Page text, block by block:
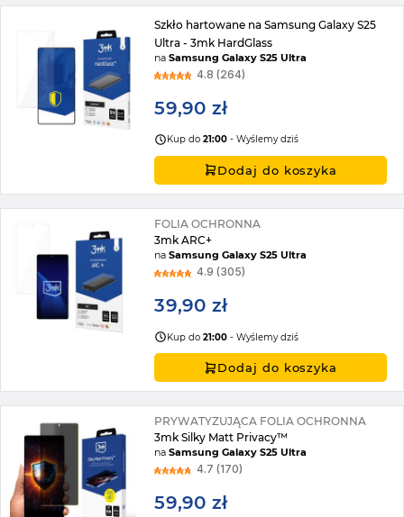
Szkło hartowane na Samsung Galaxy S25
Ultra - 3mk HardGlass
naSamsung Galaxy S25 Ultra
4.8 (264)
59,90 zł
Kup do21:00 - Wyślemy dziś
Dodaj do koszyka
FOLIA OCHRONNA
3mk ARC+
naSamsung Galaxy S25 Ultra
4.9 (305)
39,90 zł
Kup do21:00 - Wyślemy dziś
Dodaj do koszyka
PRYWATYZUJĄCA FOLIA OCHRONNA
3mk Silky Matt Privacy™
naSamsung Galaxy S25 Ultra
4.7 (170)
59,90 zł